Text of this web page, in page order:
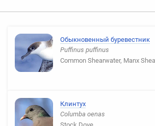
Обыкновенный буревестник
Puffinus puffinus
Common Shearwater, Manx
Клинтух
Columba oenas